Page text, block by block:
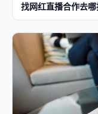
找网红直播合作去